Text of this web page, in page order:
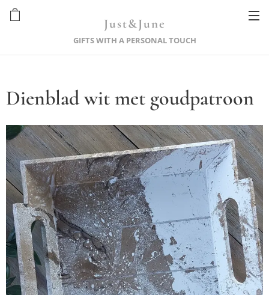
Just&June
GIFTS WITH A PERSONAL TOUCH
Dienblad wit met goudpatroon